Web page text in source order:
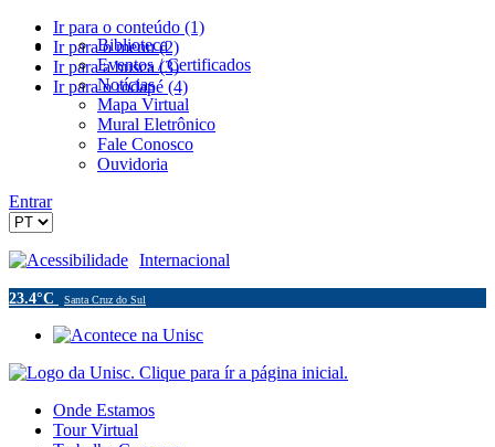
Ir para o conteúdo (1)
Ir para o menu (2)
Ir para a busca (3)
Ir para o rodapé (4)
Biblioteca
Eventos / Certificados
Notícias
Mapa Virtual
Mural Eletrônico
Fale Conosco
Ouvidoria
Entrar
Acessibilidade Internacional
23.4°C Santa Cruz do Sul
Onde Estamos
Tour Virtual